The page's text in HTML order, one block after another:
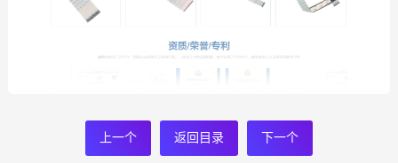
上一个 返回目录 下一个